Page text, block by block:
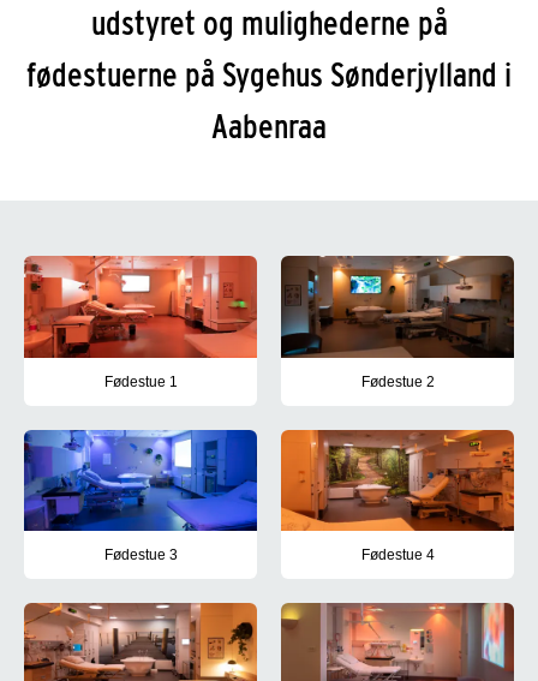
udstyret og mulighederne på
fødestuerne på Sygehus Sønderjylland i
Aabenraa
Navigation til information om
Fødestue 1 Fødestue 2
Fødestue 3 Fødestue 4